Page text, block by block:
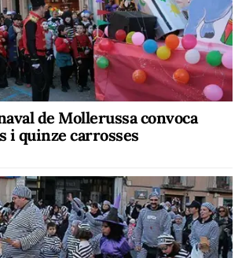
de Mollerussa convoca
i quinze carrosses